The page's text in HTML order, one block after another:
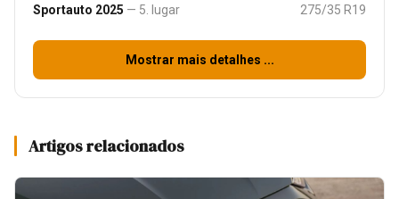
Sportauto 2025 — 5. lugar 275/35 R19
Mostrar mais detalhes ...
Artigos relacionados